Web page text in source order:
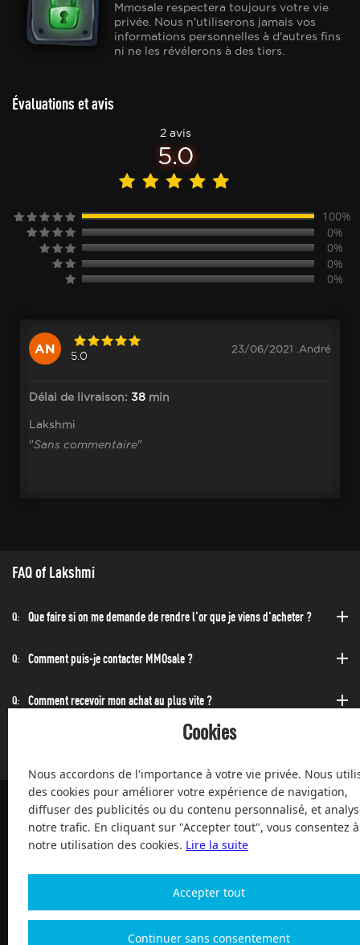
Mmosale respectera toujours votre vie
privée. Nous n'utiliserons jamais vos
informations personnelles à d'autres fins
ni ne les révélerons à des tiers.
Évaluations et avis
2 avis
5.0
100%
0%
0%
0%
0%
AN 5.0
23/06/2021 .André
Délai de livraison: 38 min
Lakshmi
"Sans commentaire"
FAQ of Lakshmi
Q: Que faire si on me demande de rendre l'or que je viens d'acheter ?
Q: Comment puis-je contacter MMOsale ?
Q: Comment recevoir mon achat au plus vite ?
Puis-acheter à toute heure de la journée et de la nuit ?
Cookies
Nous accordons de l'importance à votre vie privée. Nous
des cookies pour améliorer votre expérience de navigation,
diffuser des publicités ou du contenu personnalisé, et
notre trafic. En cliquant sur "Accepter tout", vous consentez à
notre utilisation des cookies. Lire la suite
Accepter tout
Continuer sans consentement
100% de clients satisfaits, service après-vente, à votre service
depuis 2004